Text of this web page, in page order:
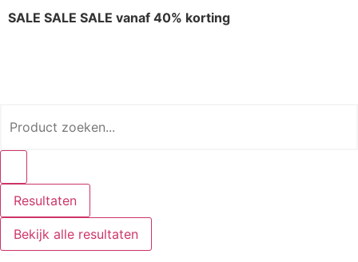
SALE SALE SALE vanaf 40% korting
Resultaten
Bekijk alle resultaten